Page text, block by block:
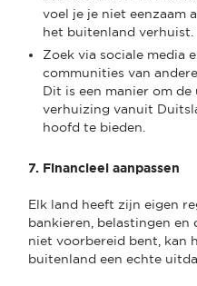
voel je je niet eenzaam
het buitenland verhuist.
Zoek via sociale media
communities van
Dit is een manier om
verhuizing vanuit
hoofd te bieden.
7. Financieel aanpassen
Elk land heeft zijn eigen
bankieren, belastingen en
niet voorbereid bent, kan
buitenland een echte